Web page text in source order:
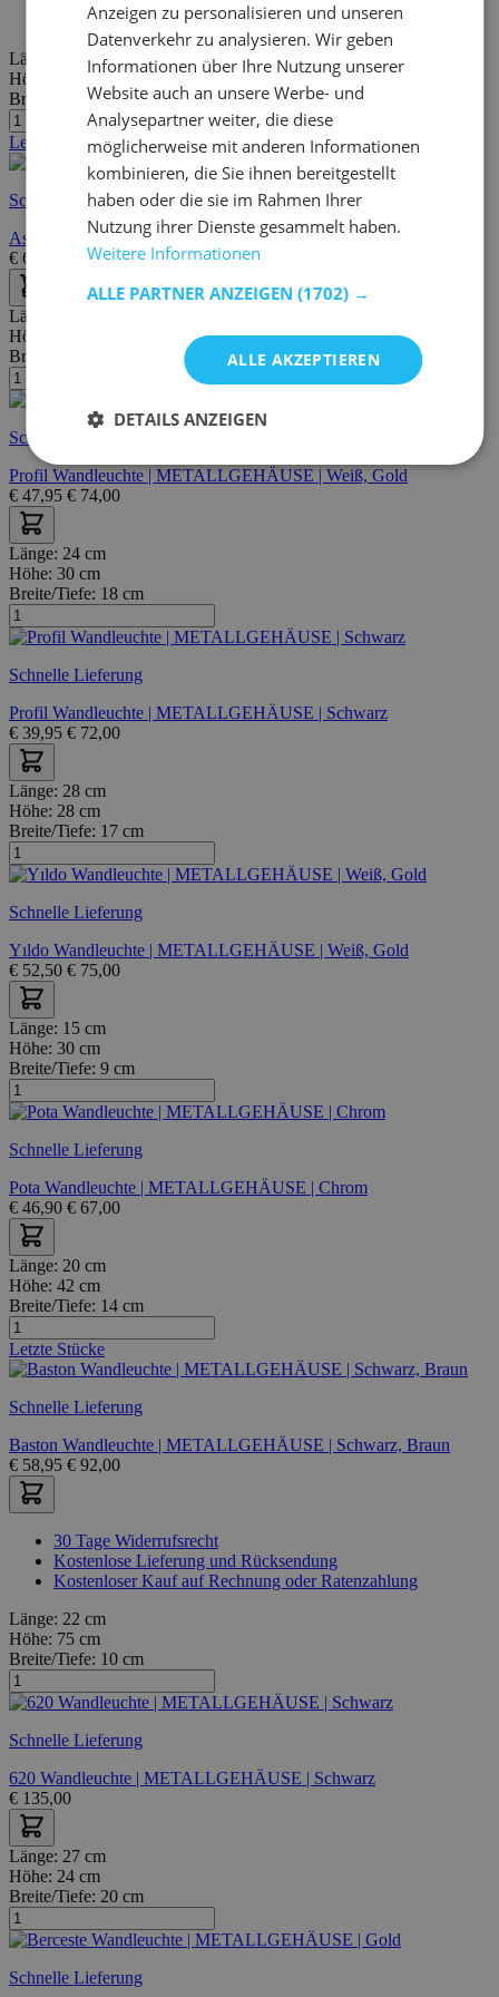
Kostenloser Kauf auf Rechnung oder Ratenzahlung
Länge:
16 cm
Höhe:
56 cm
Breite/Tiefe:16 cm
Letzte Stücke
Schnelle Lieferung
Aspendos Wandleuchte | METALLGEHÄUSE | Schwarz
€ 68,95 105,00
Länge:
Höhe:
Breite/Tiefe:
Schnelle Lieferung
Profil Wandleuchte | METALLGEHÄUSE | Weiß, Gold
€ 47,95 € 74,00
Länge: 24 cm
Höhe: 30 cm
Breite/Tiefe: 18 cm
Schnelle Lieferung
Profil Wandleuchte | METALLGEHÄUSE | Schwarz
€ 39,95 € 72,00
Länge: 28 cm
Höhe: 28 cm
Breite/Tiefe: 17 cm
Schnelle Lieferung
Yıldo Wandleuchte | METALLGEHÄUSE | Weiß, Gold
€ 52,50 € 75,00
Länge: 15 cm
Höhe: 30 cm
Breite/Tiefe: 9 cm
Schnelle Lieferung
Pota Wandleuchte | METALLGEHÄUSE | Chrom
€ 46,90 € 67,00
Länge: 20 cm
Höhe: 42 cm
Breite/Tiefe: 14 cm
Letzte Stücke
Schnelle Lieferung
Baston Wandleuchte | METALLGEHÄUSE | Schwarz, Braun
€ 58,95 € 92,00
30 Tage Widerrufsrecht
Kostenlose Lieferung und Rücksendung
Kostenloser Kauf auf Rechnung oder Ratenzahlung
Länge: 22 cm
Höhe: 75 cm
Breite/Tiefe: 10 cm
Schnelle Lieferung
620 Wandleuchte | METALLGEHÄUSE | Schwarz
€ 135,00
Länge: 27 cm
Höhe: 24 cm
Breite/Tiefe: 20 cm
Schnelle Lieferung
Anzeigen zu personalisieren und unseren
Datenverkehr zu analysieren. Wir geben
Informationen über Ihre Nutzung unserer
Website auch an unsere Werbe- und
Analysepartner weiter, die diese
möglicherweise mit anderen Informationen
kombinieren, die Sie ihnen bereitgestellt
haben oder die sie im Rahmen Ihrer
Nutzung ihrer Dienste gesammelt haben.
Weitere Informationen
ALLE PARTNER ANZEIGEN (1702) →
ALLE AKZEPTIEREN
DETAILS ANZEIGEN